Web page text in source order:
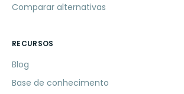
Comparar alternativas
RECURSOS
Blog
Base de conhecimento